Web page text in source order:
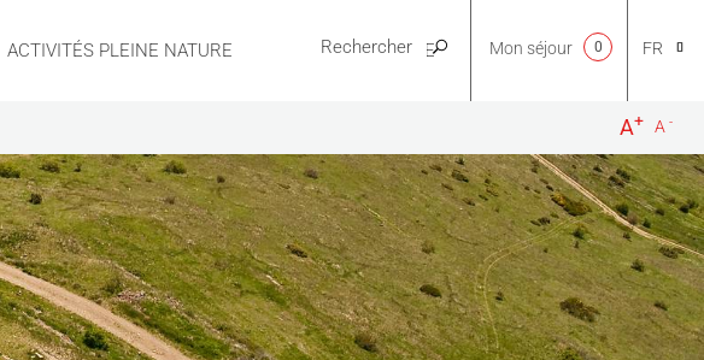
ACTIVITÉS PLEINE NATURE PRATIQUE
NL
EN
FR
Mon séjour 0
-
A
+
A